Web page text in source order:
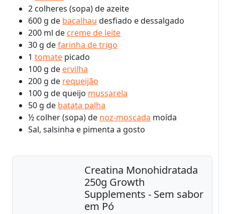
2 colheres (sopa) de azeite
600 g de bacalhau desfiado e dessalgado
200 ml de creme de leite
30 g defarinha de trigo
1 tomate picado
100 g de ervilha
200 g de requeijão
100 g de queijo mussarela
50 g de batata palha
½ colher (sopa) de noz-moscada moída
Sal, salsinha e pimenta a gosto
Creatina Monohidratada
250g Growth
Supplements - Sem sabor
em Pó